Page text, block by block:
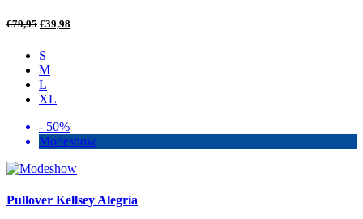
€79,95 €39,98
S
M
L
XL
- 50%
Modeshow
Pullover Kellsey Alegria